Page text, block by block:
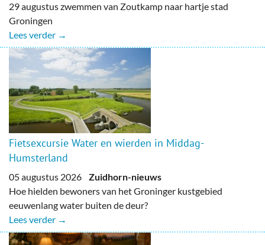
29 augustus zwemmen van Zoutkamp naar hartje stad
Groningen
Lees verder →
Fietsexcursie Water en wierden in Middag-
Humsterland
05 augustus 2026 Zuidhorn-nieuws
Hoe hielden bewoners van het Groninger kustgebied
eeuwenlang water buiten de deur?
Lees verder →